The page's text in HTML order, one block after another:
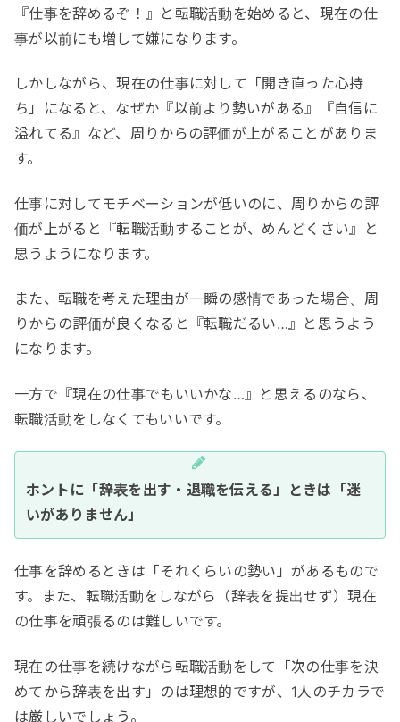
『仕事を辞めるぞ！』と転職活動を始めると、現在の仕
事が以前にも増して嫌になります。
しかしながら、現在の仕事に対して「開き直った心持
ち」になると、なぜか『以前より勢いがある』『自信に
溢れてる』など、周りからの評価が上がることがありま
す。
仕事に対してモチベーションが低いのに、周りからの評
価が上がると『転職活動することが、めんどくさい』と
思うようになります。
また、転職を考えた理由が一瞬の感情であった場合、周
りからの評価が良くなると『転職だるい…』と思うよう
になります。
一方で『現在の仕事でもいいかな…』と思えるのなら、
転職活動をしなくてもいいです。
ホントに「辞表を出す・退職を伝える」ときは「迷
いがありません」
仕事を辞めるときは「それくらいの勢い」があるもので
す。また、転職活動をしながら（辞表を提出せず）現在
の仕事を頑張るのは難しいです。
現在の仕事を続けながら転職活動をして「次の仕事を決
めてから辞表を出す」のは理想的ですが、1人のチカラで
は厳しいでしょう。